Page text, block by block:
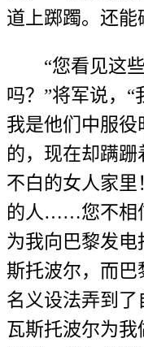
道上踯躅。还能
“您看见这
吗？”将军说，
我是他们中服
的，现在却蹒
不白的女人家里
的人……您不相
为我向巴黎发
斯托波尔，而巴
名义设法弄到
瓦斯托波尔为